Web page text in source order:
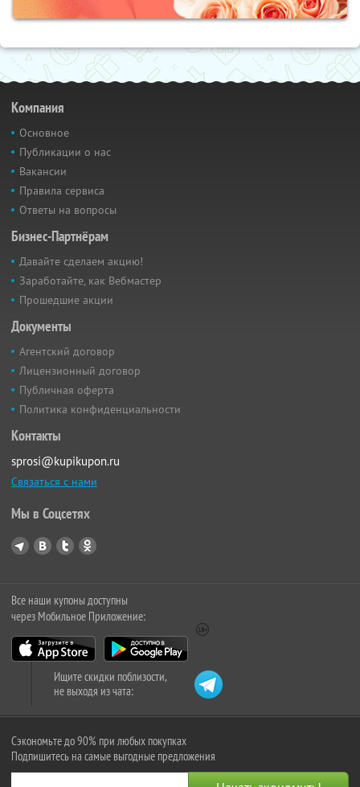
Компания
Основное
Публикации о нас
Вакансии
Правила сервиса
Ответы на вопросы
Бизнес-Партнёрам
Давайте сделаем акцию!
Заработайте, как Вебмастер
Прошедшие акции
Документы
Агентский договор
Лицензионный договор
Публичная оферта
Политика конфиденциальности
Контакты
sprosi@kupikupon.ru
Связаться с нами
Мы в Соцсетях
Все наши купоны доступны
через Мобильное Приложение:
Ищите скидки поблизости,
не выходя из чата:
Сэкономьте до 90% при любых покупках
Подпишитесь на самые выгодные предложения